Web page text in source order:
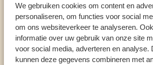
We gebruiken cookies om content en
personaliseren, om functies voor social
om ons websiteverkeer te analyseren.
informatie over uw gebruik van onze site
voor social media, adverteren en analyse.
kunnen deze gegevens combineren met
Praat met een
ONZE SPECIALISTEN STAAN